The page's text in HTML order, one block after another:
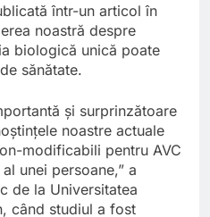
într-un articol în
noastră despre
biologică unică poate
sănătate.
și surprinzătoare
noastre actuale
modificabili pentru AVC
unei persoane,” a
de la Universitatea
când studiul a fost